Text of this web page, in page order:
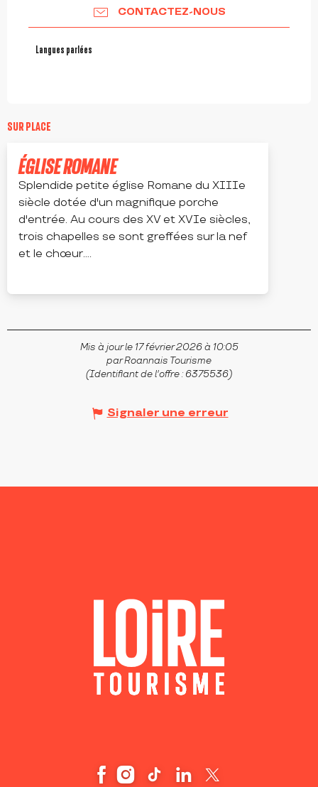
CONTACTEZ-NOUS
Langues parlées
Langues parlées
SUR PLACE
ÉGLISE ROMANE
Splendide petite église Romane du XIIIe
siècle dotée d'un magnifique porche
d'entrée. Au cours des XV et XVIe siècles,
trois chapelles se sont greffées sur la nef
et le chœur....
Mis à jour le 17 février 2026 à 10:05
par Roannais Tourisme
(Identifiant de l'offre : 6375536)
Signaler une erreur